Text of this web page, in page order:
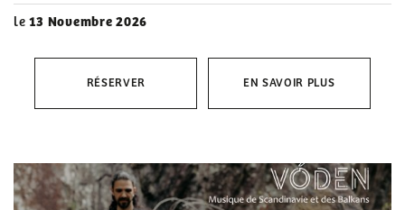
le13 Novembre 2026
RÉSERVER EN SAVOIR PLUS